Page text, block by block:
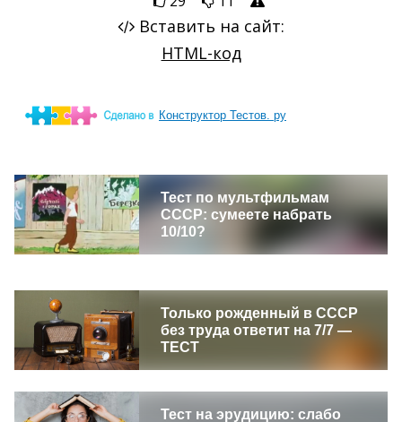
Конструктор Тестов. ру
Тест по мультфильмам
СССР: сумеете набрать
10/10?
Только рожденный в СССР
без труда ответит на 7/7 —
ТЕСТ
Тест на эрудицию: слабо